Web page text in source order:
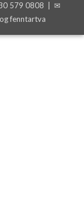
579 0808 | ✉
fenntartva